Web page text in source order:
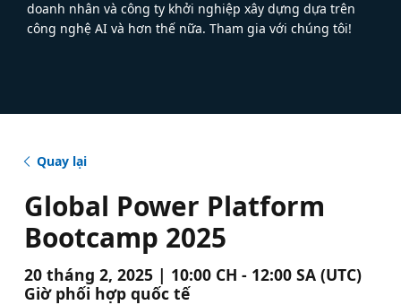
doanh nhân và công ty khởi nghiệp xây dựng dựa trên
công nghệ AI và hơn thế nữa. Tham gia với chúng tôi!
Quay lại
Global Power Platform
Bootcamp 2025
20 tháng 2, 2025 | 10:00 CH - 12:00 SA (UTC)
Giờ phối hợp quốc tế